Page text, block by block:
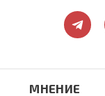
МНЕНИЕ